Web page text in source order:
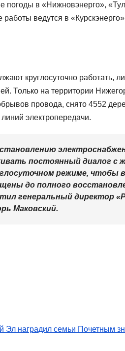
погоды в «Нижновэнерго»,
ведутся в
круглосуточно работать,
Только на территории
провода, снято 4552
электропередачи.
постоянный диалог с
режиме, чтобы
до полного
генеральный директор
Маковский.
Эл наградил семьи Почетным